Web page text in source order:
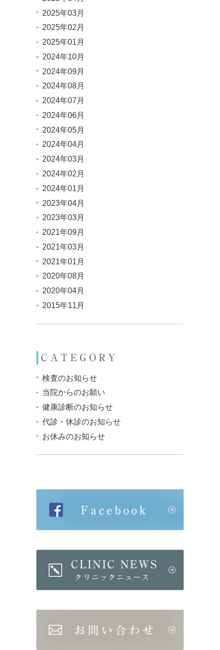
2025年03月
2025年02月
2025年01月
2024年10月
2024年09月
2024年08月
2024年07月
2024年06月
2024年05月
2024年04月
2024年03月
2024年02月
2024年01月
2023年04月
2023年03月
2021年09月
2021年03月
2021年01月
2020年08月
2020年04月
2015年11月
CATEGORY
検査のお知らせ
当院からのお願い
健康診断のお知らせ
代診・休診のお知らせ
お休みのお知らせ